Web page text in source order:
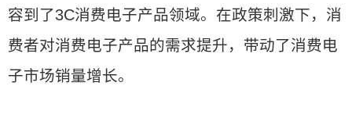
容到了3C消费电子产品领域。在政策刺激下，消
费者对消费电子产品的需求提升，带动了消费电
子市场销量增长。